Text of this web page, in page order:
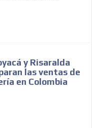
y Risaralda
las ventas de
en Colombia